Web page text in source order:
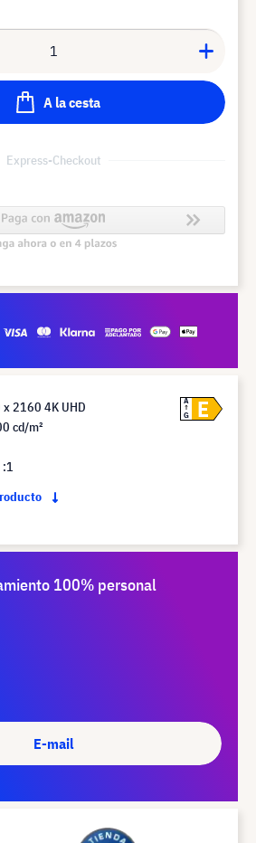
A la cesta
Express-Checkout
2160 4K UHD
cd/m²
A
G
E
100% personal
E-mail